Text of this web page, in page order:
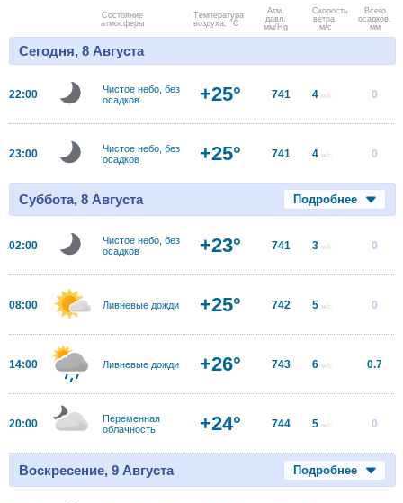
Состояние
атмосферы
Температура
воздуха, °C
Атм.
давл.
мм/Hg
Скорость
ветра.
м/с
Всего
осадков,
мм
Сегодня, 8 Августа
22:00
Чистое небо, без
осадков
+25° 741 4 м/с 0
23:00
Чистое небо, без
осадков
+25° 741 4 м/с 0
Суббота, 8 Августа Подробнее
02:00
Чистое небо, без
осадков
+23° 741 3 м/с 0
08:00 Ливневые дожди +25° 742 5 м/с 0
14:00 Ливневые дожди +26° 743 6 м/с 0.7
20:00
Переменная
облачность
+24° 744 5 м/с 0
Воскресение, 9 Августа Подробнее